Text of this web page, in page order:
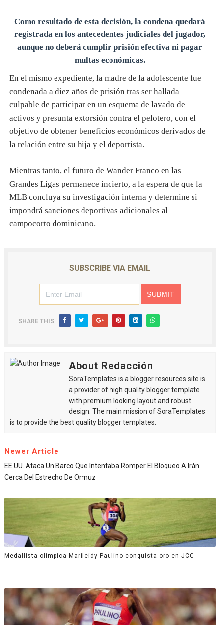
Como resultado de esta decisión, la condena quedará
registrada en los antecedentes judiciales del jugador,
aunque no deberá cumplir prisión efectiva ni pagar
multas económicas.
En el mismo expediente, la madre de la adolescente fue
condenada a diez años de prisión tras ser hallada
culpable de participar en un esquema de lavado de
activos y presunta extorsión contra el pelotero, con el
objetivo de obtener beneficios económicos derivados de
la relación entre su hija y el deportista.
Mientras tanto, el futuro de Wander Franco en las
Grandes Ligas permanece incierto, a la espera de que la
MLB concluya su investigación interna y determine si
impondrá sanciones deportivas adicionales al
campocorto dominicano.
SUBSCRIBE VIA EMAIL
SHARE THIS:
About Redacción
SoraTemplates is a blogger resources site is
a provider of high quality blogger template
with premium looking layout and robust
design. The main mission of SoraTemplates
is to provide the best quality blogger templates.
Newer Article
EE.UU. Ataca Un Barco Que Intentaba Romper El Bloqueo A Irán
Cerca Del Estrecho De Ormuz
Medallista olímpica Marileidy Paulino conquista oro en JCC